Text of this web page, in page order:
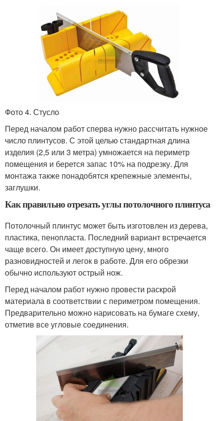
Фото 4. Стусло
Перед началом работ сперва нужно рассчитать нужное
число плинтусов. С этой целью стандартная длина
изделия (2,5 или 3 метра) умножается на периметр
помещения и берется запас 10% на подрезку. Для
монтажа также понадобятся крепежные элементы,
заглушки.
Как правильно отрезать углы потолочного плинтуса
Потолочный плинтус может быть изготовлен из дерева,
пластика, пенопласта. Последний вариант встречается
чаще всего. Он имеет доступную цену, много
разновидностей и легок в работе. Для его обрезки
обычно используют острый нож.
Перед началом работ нужно провести раскрой
материала в соответствии с периметром помещения.
Предварительно можно нарисовать на бумаге схему,
отметив все угловые соединения.